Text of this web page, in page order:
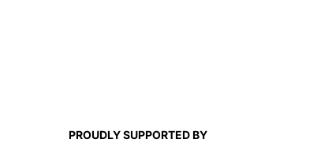
PROUDLY SUPPORTED BY